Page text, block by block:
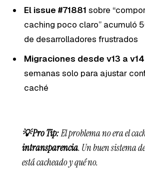
El issue #71881 sobre
caching poco claro” acumuló
de desarrolladores frustrados
Migraciones desde v13 a v14
semanas solo para ajustar
caché
💡 Pro Tip:El problema no era el
intransparencia. Un buen sistema
está cacheado y qué no.